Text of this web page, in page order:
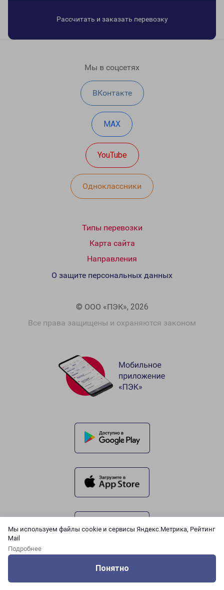
Мы используем файлы cookie и сервисы Яндекс.Метрика, Рейтинг
Mail
Подробнее
Понятно
Рассчитать и заказать перевозку
Мы в соцсетях
ВКонтакте
MAX
YouTube
Одноклассники
Типы перевозки
Карта сайта
Направления
© ООО «ПЭК», 2026
Все права защищены и охраняются законом
О защите персональных данных